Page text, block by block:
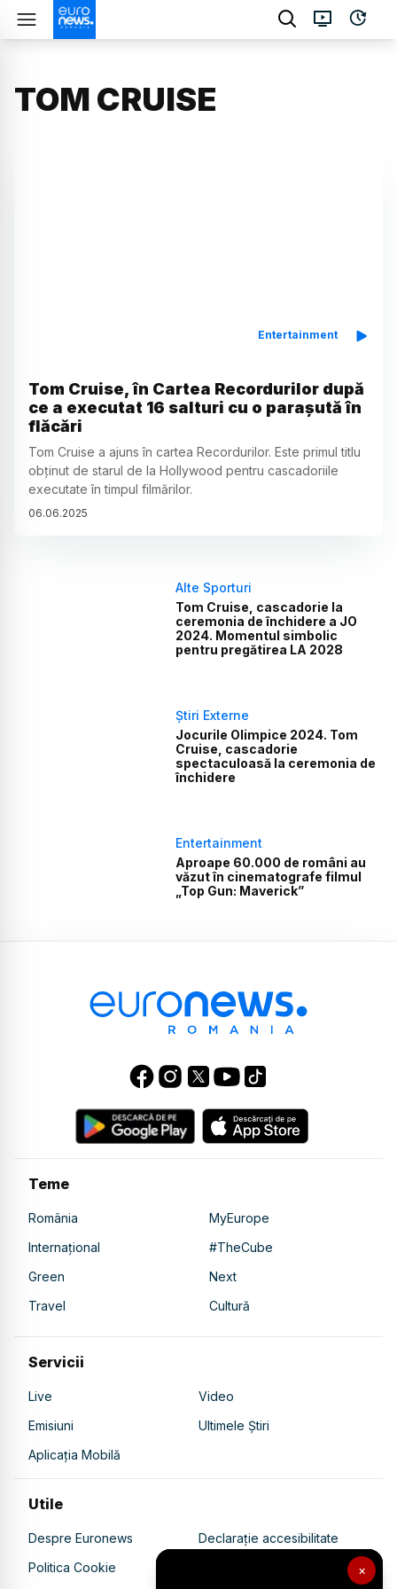
×
TOM CRUISE
Entertainment
Tom Cruise, în Cartea Recordurilor după
ce a executat 16 salturi cu o parașută în
flăcări
Tom Cruise a ajuns în cartea Recordurilor. Este primul titlu
obținut de starul de la Hollywood pentru cascadoriile
executate în timpul filmărilor.
06.06.2025
Alte Sporturi
Tom Cruise, cascadorie la
ceremonia de închidere a JO
2024. Momentul simbolic
pentru pregătirea LA 2028
Știri Externe
Jocurile Olimpice 2024. Tom
Cruise, cascadorie
spectaculoasă la ceremonia de
închidere
Entertainment
Aproape 60.000 de români au
văzut în cinematografe filmul
„Top Gun: Maverick”
Teme
România
MyEurope
Internațional
#TheCube
Green
Next
Travel
Cultură
Servicii
Live
Video
Emisiuni
Ultimele Știri
Aplicația Mobilă
Utile
Despre Euronews
Declarație accesibilitate
Politica Cookie
Politica de confidențialitate